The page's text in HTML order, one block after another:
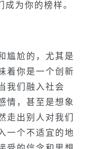
成为你的榜样。
尴尬的，尤其是
着你是一个创新
我们融入社会
情，甚至是想象
走出别人对我们
一个不适宜的地